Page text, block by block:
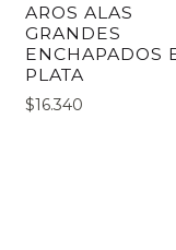
AROS ALAS
GRANDES
ENCHAPADOS
PLATA
$16.340